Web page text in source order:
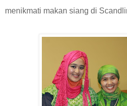
menikmati makan siang di